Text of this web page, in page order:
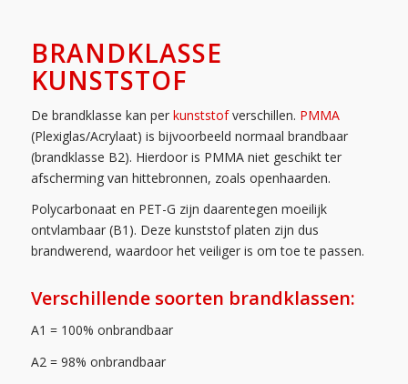
BRANDKLASSE
KUNSTSTOF
De brandklasse kan per kunststofverschillen. PMMA
(Plexiglas/Acrylaat) is bijvoorbeeld normaal brandbaar
(brandklasse B2). Hierdoor is PMMA niet geschikt ter
afscherming van hittebronnen, zoals openhaarden.
Polycarbonaat en PET-G zijn daarentegen moeilijk
ontvlambaar (B1). Deze kunststof platen zijn dus
brandwerend, waardoor het veiliger is om toe te passen.
Verschillende soorten brandklassen:
A1 = 100% onbrandbaar
A2 = 98% onbrandbaar